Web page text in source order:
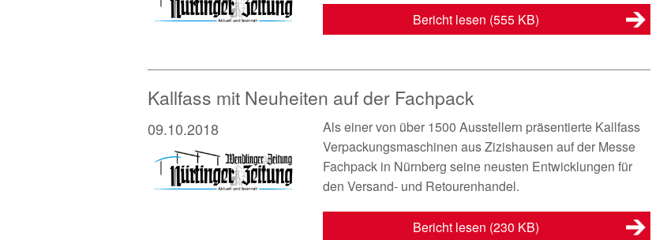
Bericht lesen (555 KB)
Kallfass mit Neuheiten auf der Fachpack
09.10.2018
Als einer von über 1500 Ausstellern präsentierte Kallfass
Verpackungsmaschinen aus Zizishausen auf der Messe
Fachpack in Nürnberg seine neusten Entwicklungen für
den Versand- und Retourenhandel.
Bericht lesen (230 KB)